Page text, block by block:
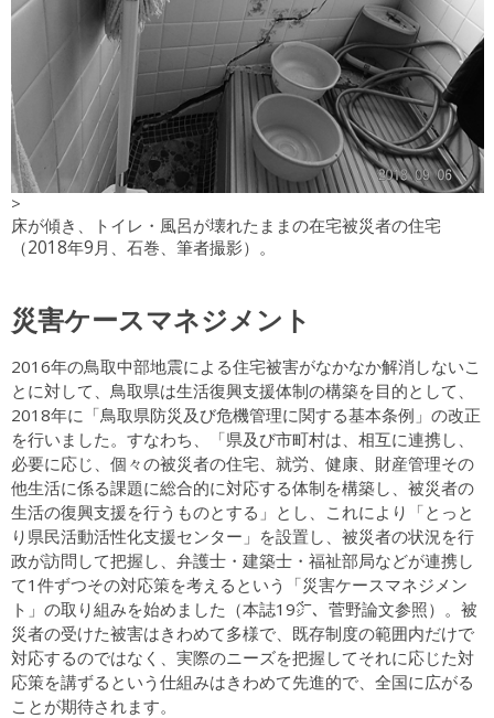
>
床が傾き、トイレ・風呂が壊れたままの在宅被災者の住宅
（2018年9月、石巻、筆者撮影）。
災害ケースマネジメント
2016年の鳥取中部地震による住宅被害がなかなか解消しないこ
とに対して、鳥取県は生活復興支援体制の構築を目的として、
2018年に「鳥取県防災及び危機管理に関する基本条例」の改正
を行いました。すなわち、「県及び市町村は、相互に連携し、
必要に応じ、個々の被災者の住宅、就労、健康、財産管理その
他生活に係る課題に総合的に対応する体制を構築し、被災者の
生活の復興支援を行うものとする」とし、これにより「とっと
り県民活動活性化支援センター」を設置し、被災者の状況を行
政が訪問して把握し、弁護士・建築士・福祉部局などが連携し
て1件ずつその対応策を考えるという「災害ケースマネジメン
ト」の取り組みを始めました（本誌19㌻、菅野論文参照）。被
災者の受けた被害はきわめて多様で、既存制度の範囲内だけで
対応するのではなく、実際のニーズを把握してそれに応じた対
応策を講ずるという仕組みはきわめて先進的で、全国に広がる
ことが期待されます。